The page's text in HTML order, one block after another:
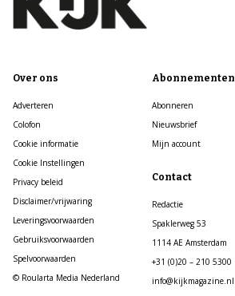
Over ons
Adverteren
Colofon
Cookie informatie
Cookie Instellingen
Privacy beleid
Disclaimer/vrijwaring
Leveringsvoorwaarden
Gebruiksvoorwaarden
Spelvoorwaarden
© Roularta Media Nederland
Abonnementen
Abonneren
Nieuwsbrief
Mijn account
Contact
Redactie
Spaklerweg 53
1114 AE Amsterdam
+31 (0)20 – 210 5300
info@kijkmagazine.nl